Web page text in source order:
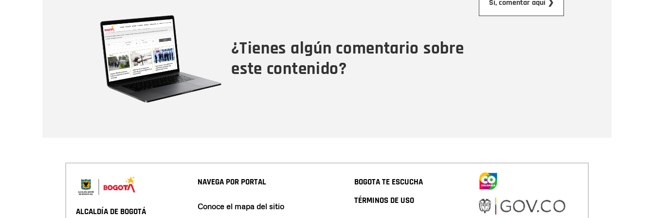
¿Tienes algún comentario sobre
este contenido?
Sí, comentar aquí ❯
ALCALDÍA DE BOGOTÁ
NAVEGA POR PORTAL
Conoce el mapa del sitio
BOGOTA TE ESCUCHA
TÉRMINOS DE USO